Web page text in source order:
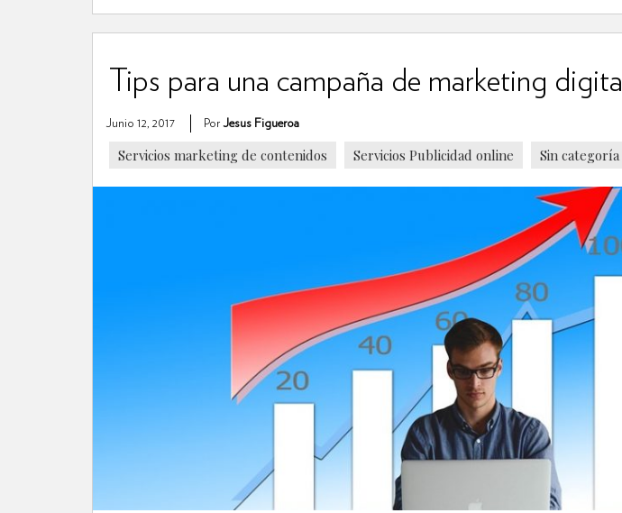
Tips para una campaña de marketing digital
Junio 12, 2017 PorJesus Figueroa
Servicios marketing de contenidos Servicios Publicidad online Sin categoría